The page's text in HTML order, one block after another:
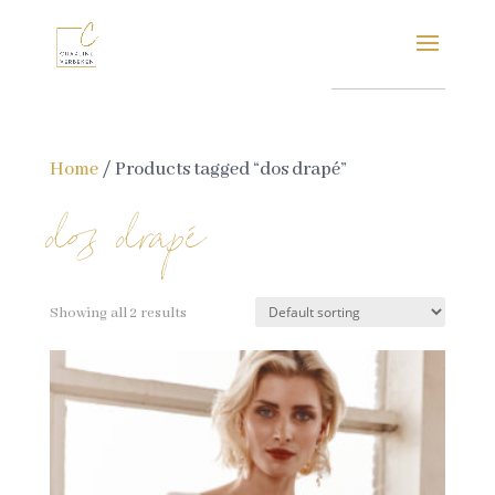
Home/ Products tagged “dos drapé”
dos drapé
Showing all 2 results